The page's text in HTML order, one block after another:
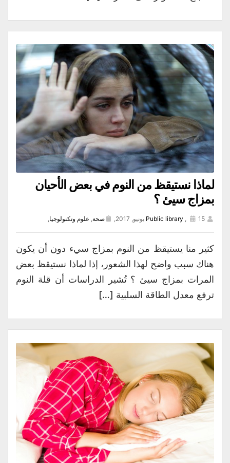
لماذا نستيقظ من النوم في بعض الأحيان
بمزاج سيئ ؟
Public library , 15 يونيو, 2017, صحة, علوم وتكنولوجيا,
كثير منا يستيقظ من النوم بمزاج سيء دون أن يكون
هناك سبب واضح لهذا الشعور، إذا لماذا نستيقظ بعض
المرات بمزاج سيئ ؟ تُشير الدراسات أن قلة النوم
ترفع معدل الطاقة السلبية […]